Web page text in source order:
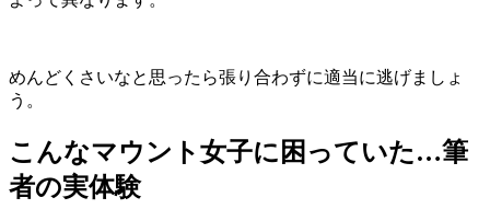
めんどくさいなと思ったら張り合わずに適当に逃げましょ
う。
こんなマウント女子に困っていた…筆
者の実体験